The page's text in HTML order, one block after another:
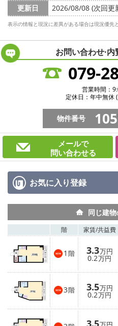
更新日
2026/08/08 (次回更
表示の情報と現況に差異がある場合は現況優先
お問い合わせ·
079-
営業時間：
定休日：年中無休
物件番号
メールで
問い合わせる
お気に入り登録
同じ建
階 家賃/共益費
1 階 3.3万円
0.2万円
3階 3.5万円
0.2万円
3.5